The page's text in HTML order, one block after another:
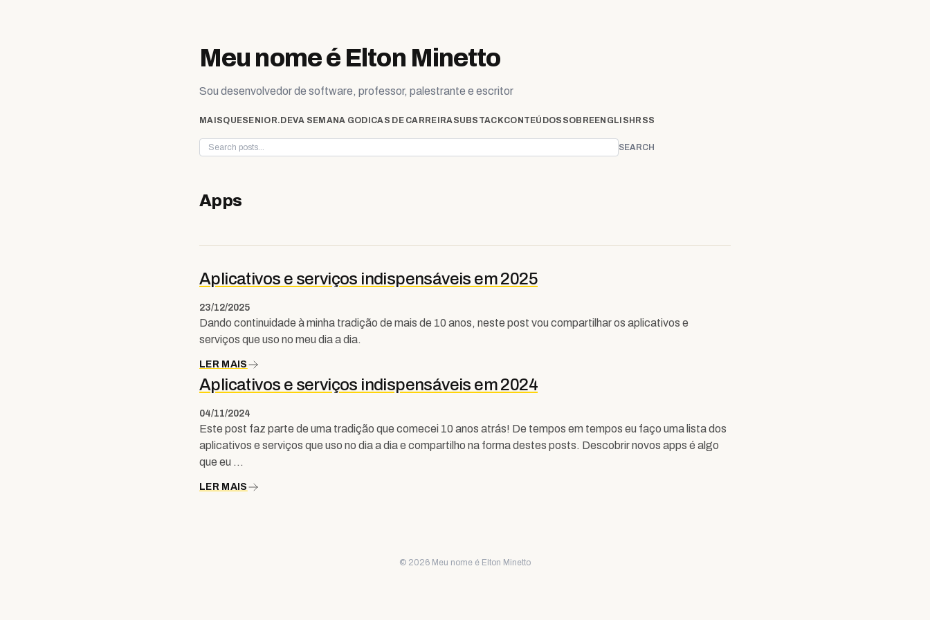
Meu nome é Elton Minetto
Sou desenvolvedor de software, professor, palestrante e escritor
MAISQUESENIOR.DEVA SEMANA GODICAS DE CARREIRASUBSTACKCONTEÚDOS SOBREENGLISH RSS
SEARCH
Apps
Aplicativos e serviços indispensáveis em 2025
23/12/2025
Dando continuidade à minha tradição de mais de 10 anos, neste post vou compartilhar os aplicativos e
serviços que uso no meu dia a dia.
LER MAIS
Aplicativos e serviços indispensáveis em 2024
04/11/2024
Este post faz parte de uma tradição que comecei 10 anos atrás! De tempos em tempos eu faço uma lista dos
aplicativos e serviços que uso no dia a dia e compartilho na forma destes posts. Descobrir novos apps é algo
que eu …
LER MAIS
© 2026 Meu nome é Elton Minetto